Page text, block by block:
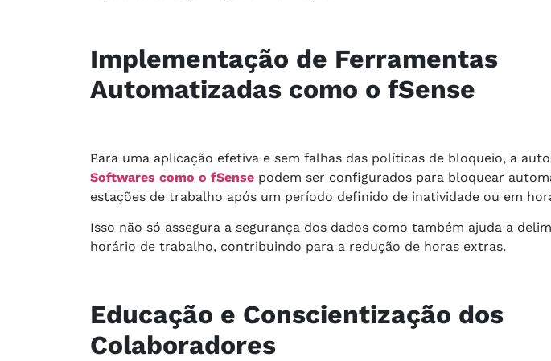
Implementação de Ferramentas
Automatizadas como o fSense
Para uma aplicação efetiva e sem falhas das políticas de bloqueio, a
Softwares como o fSense podem ser configurados para bloquear
estações de trabalho após um período definido de inatividade ou em
Isso não só assegura a segurança dos dados como também ajuda a
horário de trabalho, contribuindo para a redução de horas extras.
Educação e Conscientização dos
Colaboradores